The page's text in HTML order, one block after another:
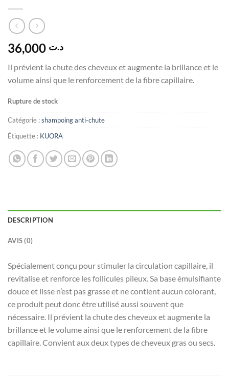
د.ت
Il prévient la chute des cheveux et augmente la brillance et le
volume ainsi que le renforcement de la fibre capillaire.
Rupture de stock
Catégorie :shampoing anti-chute
Étiquette : KUORA
DESCRIPTION
AVIS (0)
Spécialement conçu pour stimuler la circulation capillaire, il
revitalise et renforce les follicules pileux. Sa base émulsifiante
douce et lisse n’est pas grasse et ne contient aucun colorant,
ce produit peut donc être utilisé aussi souvent que
nécessaire. Il prévient la chute des cheveux et augmente la
brillance et le volume ainsi que le renforcement de la fibre
capillaire. Convient aux deux types de cheveux gras ou secs.